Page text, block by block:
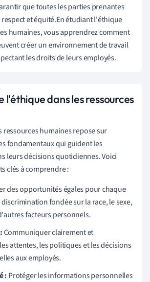
que toutes les parties prenantes
et équité.En étudiant l'éthique
humaines, vous apprendrez comment
créer un environnement de travail
les droits de leurs employés.
l'éthique dans les ressources
ressources humaines repose sur
fondamentaux qui guident les
leurs décisions quotidiennes. Voici
clés à comprendre :
des opportunités égales pour chaque
fondée sur la race, le sexe,
facteurs personnels.
Communiquer clairement et
attentes, les politiques et les décisions
aux employés.
: Protéger les informations personnelles